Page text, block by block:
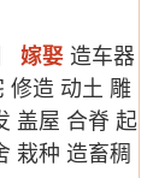
嫁娶 造车器
修造 动土 雕
盖屋 合脊 起
栽种 造畜稠